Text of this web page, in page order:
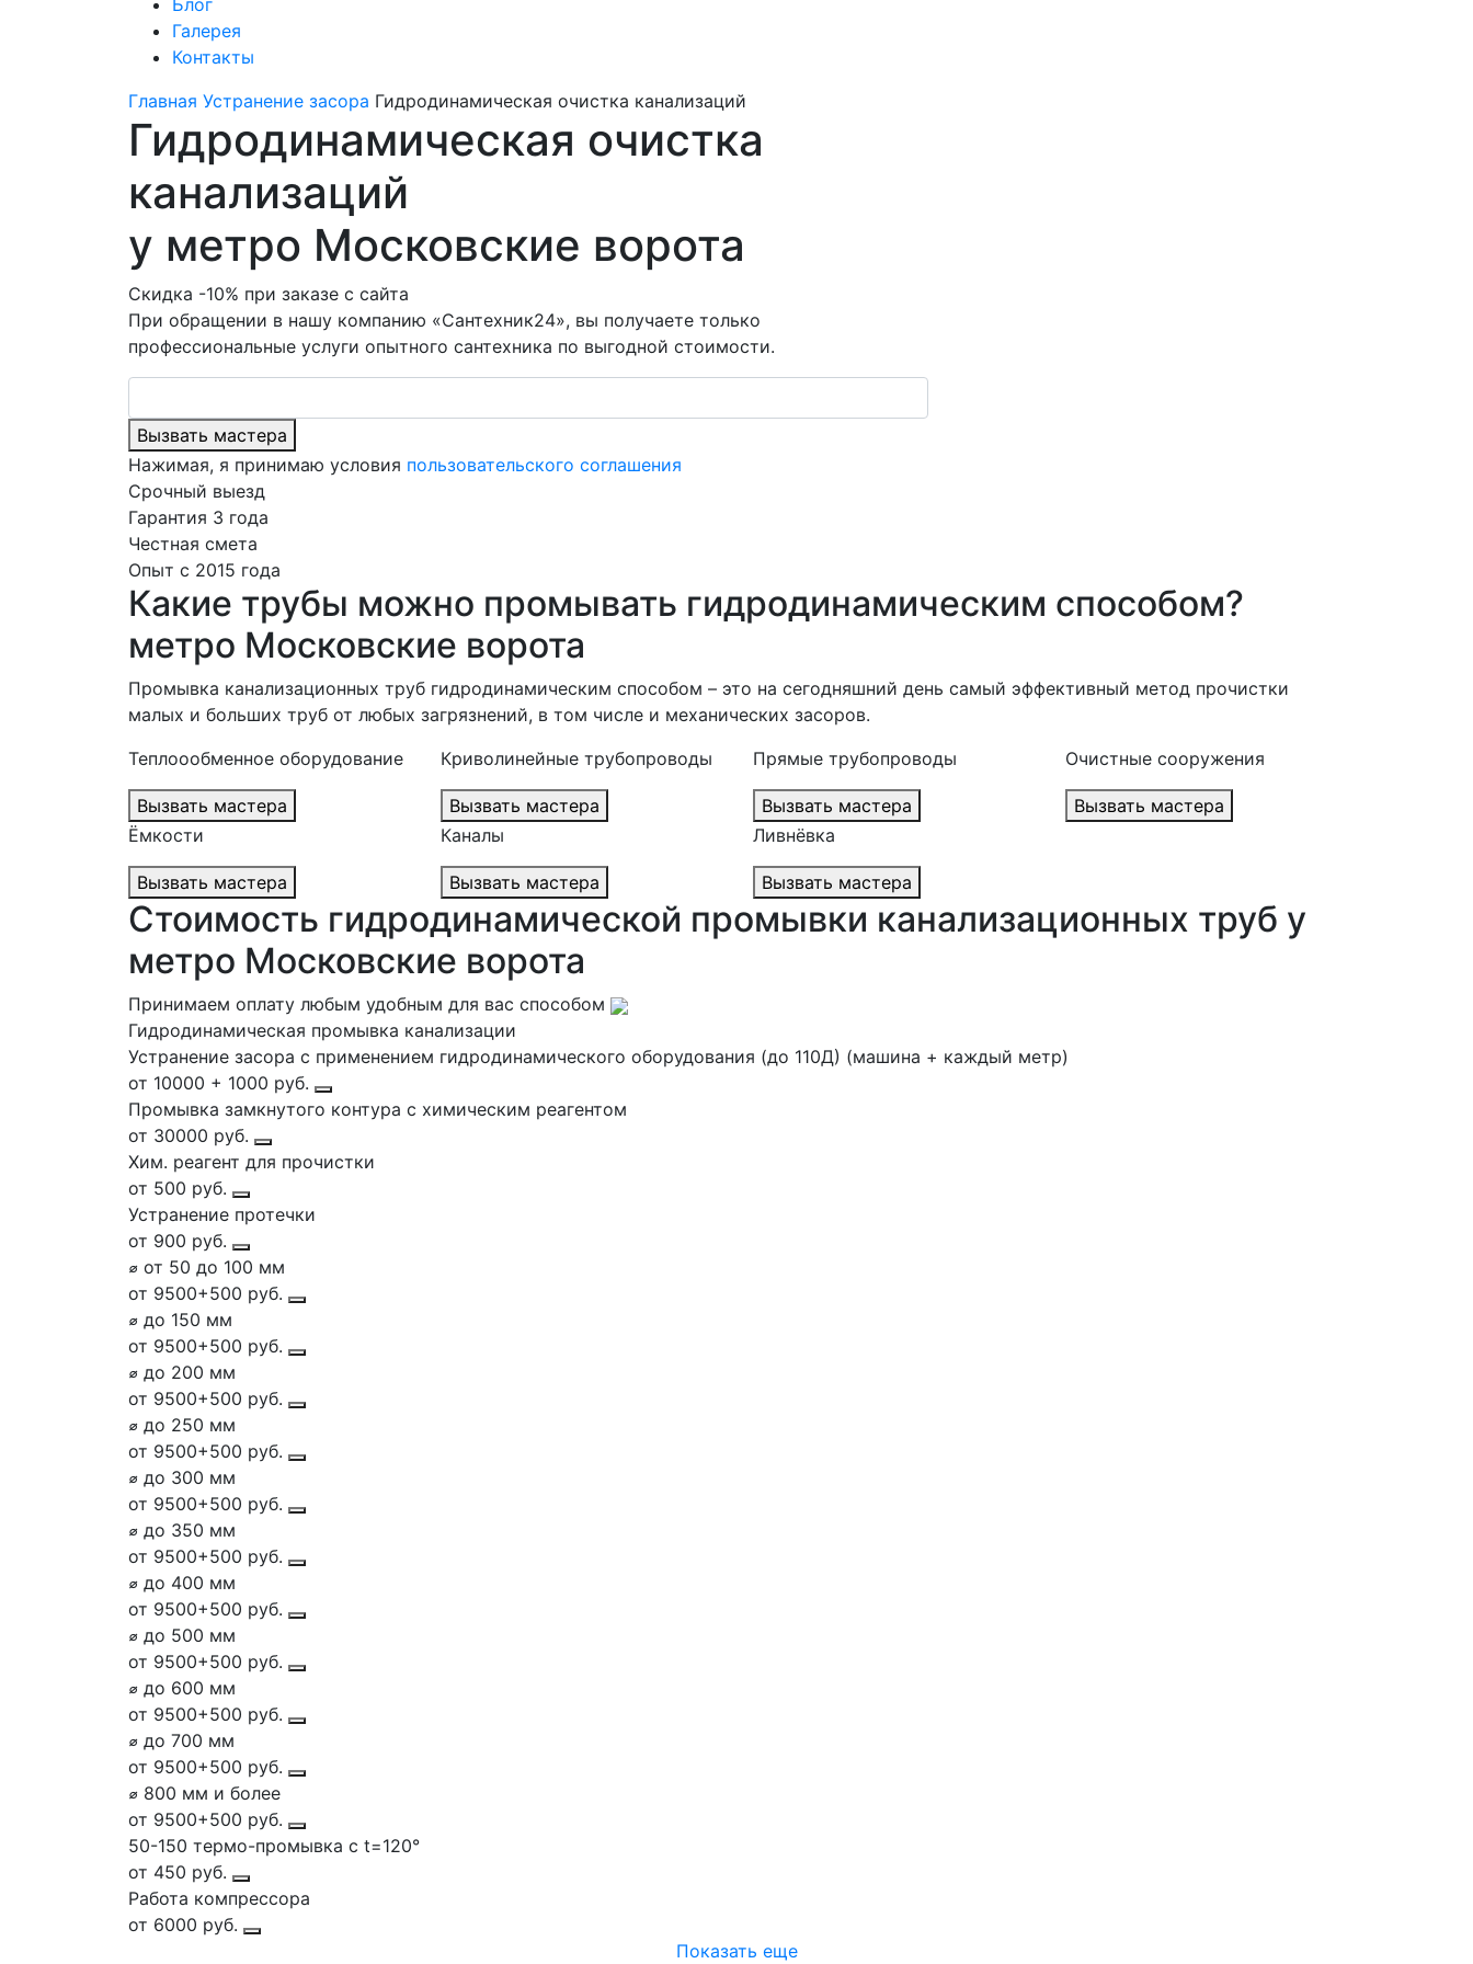
Блог
Галерея
Контакты
Главная Устранение засора Гидродинамическая очистка канализаций
Гидродинамическая очистка
канализаций
у метро Московские ворота
Скидка -10% при заказе с сайта
При обращении в нашу компанию «Сантехник24», вы получаете только
профессиональные услуги опытного сантехника по выгодной стоимости.
Вызвать мастера
Нажимая, я принимаю условия пользовательского соглашения
Срочный выезд
Гарантия 3 года
Честная смета
Опыт с 2015 года
Какие трубы можно промывать гидродинамическим способом?
метро Московские ворота
Промывка канализационных труб гидродинамическим способом – это на сегодняшний день самый эффективный метод прочистки
малых и больших труб от любых загрязнений, в том числе и механических засоров.
Теплоообменное оборудование
Вызвать мастера
Криволинейные трубопроводы
Вызвать мастера
Прямые трубопроводы
Вызвать мастера
Очистные сооружения
Вызвать мастера
Ёмкости
Вызвать мастера
Каналы
Вызвать мастера
Ливнёвка
Вызвать мастера
Стоимость гидродинамической промывки канализационных труб у
метро Московские ворота
Принимаем оплату любым удобным для вас способом
Гидродинамическая промывка канализации
Устранение засора с применением гидродинамического оборудования (до 110Д) (машина + каждый метр)
от 10000 + 1000 руб.
Промывка замкнутого контура с химическим реагентом
от 30000 руб.
Хим. реагент для прочистки
от 500 руб.
Устранение протечки
от 900 руб.
⌀ от 50 до 100 мм
от 9500+500 руб.
⌀ до 150 мм
от 9500+500 руб.
⌀ до 200 мм
от 9500+500 руб.
⌀ до 250 мм
от 9500+500 руб.
⌀ до 300 мм
от 9500+500 руб.
⌀ до 350 мм
от 9500+500 руб.
⌀ до 400 мм
от 9500+500 руб.
⌀ до 500 мм
от 9500+500 руб.
⌀ до 600 мм
от 9500+500 руб.
⌀ до 700 мм
от 9500+500 руб.
⌀ 800 мм и более
от 9500+500 руб.
50-150 термо-промывка с t=120°
от 450 руб.
Работа компрессора
от 6000 руб.
Показать еще